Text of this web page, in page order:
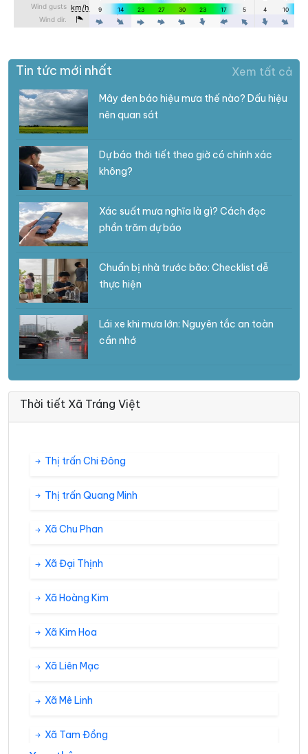
Tin tức mới nhất Xem tất cả
Mây đen báo hiệu mưa thế nào? Dấu hiệu
nên quan sát
Dự báo thời tiết theo giờ có chính xác
không?
Xác suất mưa nghĩa là gì? Cách đọc
phần trăm dự báo
Chuẩn bị nhà trước bão: Checklist dễ
thực hiện
Lái xe khi mưa lớn: Nguyên tắc an toàn
cần nhớ
Thời tiết Xã Tráng Việt
Thị trấn Chi Đông
Thị trấn Quang Minh
Xã Chu Phan
Xã Đại Thịnh
Xã Hoàng Kim
Xã Kim Hoa
Xã Liên Mạc
Xã Mê Linh
Xã Tam Đồng